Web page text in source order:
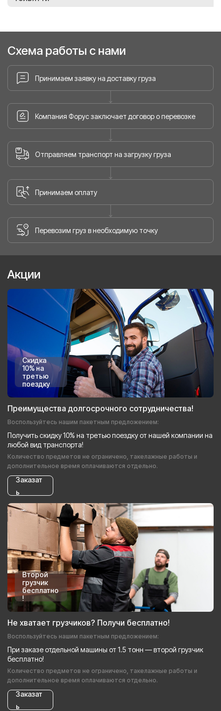
Схема работы с нами
Принимаем заявку на доставку груза
Компания Форус заключает договор о перевозке
Отправляем транспорт на загрузку груза
Принимаем оплату
Перевозим груз в необходимую точку
Акции
Скидка
10% на
третью
поездку
Преимущества долгосрочного сотрудничества!
Воспользуйтесь нашим пакетным предложением:
Получить скидку 10% на третью поездку от нашей компании на
любой вид транспорта!
Количество предметов не ограничено, такелажные работы и
дополнительное время оплачиваются отдельно.
Заказат
ь
Второй
грузчик
бесплатно
!
Не хватает грузчиков? Получи бесплатно!
Воспользуйтесь нашим пакетным предложением:
При заказе отдельной машины от 1.5 тонн — второй грузчик
бесплатно!
Количество предметов не ограничено, такелажные работы и
дополнительное время оплачиваются отдельно.
Заказат
ь